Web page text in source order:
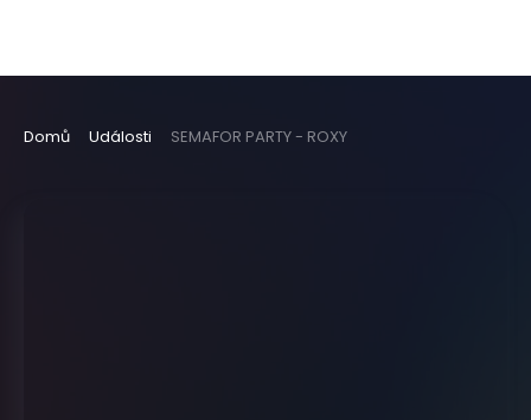
Domů Události SEMAFOR PARTY - ROXY